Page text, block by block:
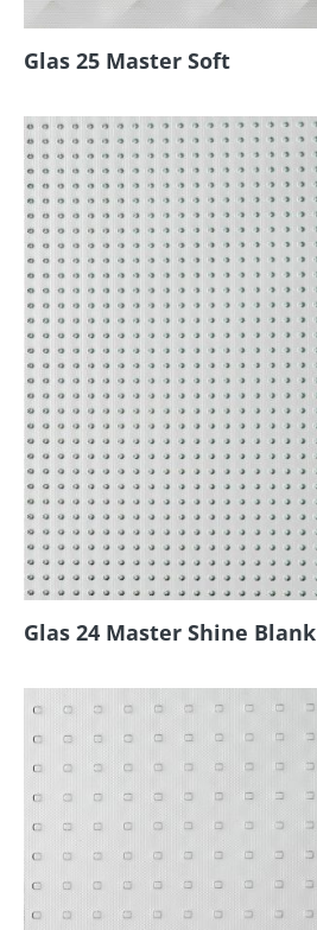
Glas 25 Master Soft
Glas 24 Master Shine Blank